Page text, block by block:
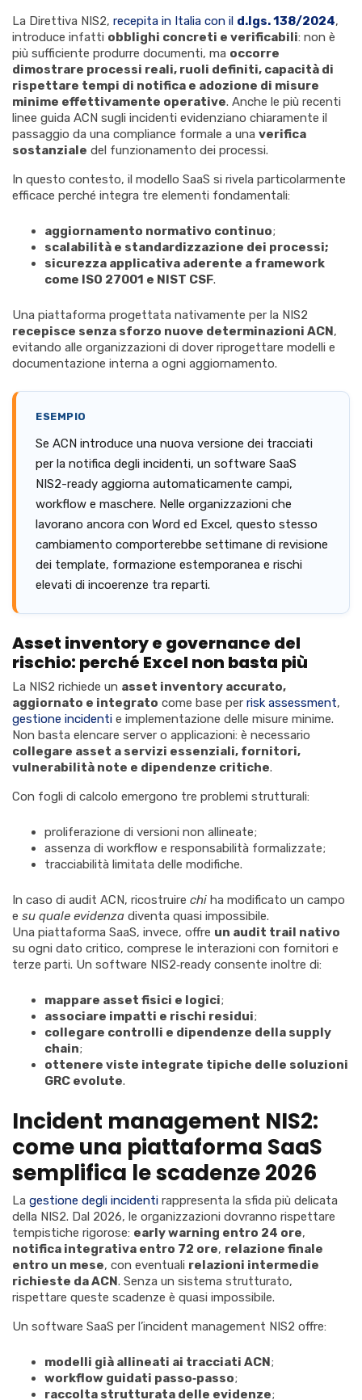
La Direttiva NIS2, recepita in Italia con il d.lgs. 138/2024,
introduce infatti obblighi concreti e verificabili: non è
più sufficiente produrre documenti, ma occorre
dimostrare processi reali, ruoli definiti, capacità di
rispettare tempi di notifica e adozione di misure
minime effettivamente operative. Anche le più recenti
linee guida ACN sugli incidenti evidenziano chiaramente il
passaggio da una compliance formale a una verifica
sostanziale del funzionamento dei processi.
In questo contesto, il modello SaaS si rivela particolarmente
efficace perché integra tre elementi fondamentali:
aggiornamento normativo continuo;
scalabilità e standardizzazione dei processi;
sicurezza applicativa aderente a framework
come ISO 27001 e NIST CSF.
Una piattaforma progettata nativamente per la NIS2
recepisce senza sforzo nuove determinazioni ACN,
evitando alle organizzazioni di dover riprogettare modelli e
documentazione interna a ogni aggiornamento.
ESEMPIO
Se ACN introduce una nuova versione dei tracciati
per la notifica degli incidenti, un software SaaS
NIS2-ready aggiorna automaticamente campi,
workflow e maschere. Nelle organizzazioni che
lavorano ancora con Word ed Excel, questo stesso
cambiamento comporterebbe settimane di revisione
dei template, formazione estemporanea e rischi
elevati di incoerenze tra reparti.
Asset inventory e governance del
rischio: perché Excel non basta più
La NIS2 richiede un asset inventory accurato,
aggiornato e integrato come base per risk assessment,
gestione incidenti e implementazione delle misure minime.
Non basta elencare server o applicazioni: è necessario
collegare asset a servizi essenziali, fornitori,
vulnerabilità note e dipendenze critiche.
Con fogli di calcolo emergono tre problemi strutturali:
proliferazione di versioni non allineate;
assenza di workflow e responsabilità formalizzate;
tracciabilità limitata delle modifiche.
In caso di audit ACN, ricostruire chi ha modificato un campo
e su quale evidenza diventa quasi impossibile.
Una piattaforma SaaS, invece, offre un audit trail nativo
su ogni dato critico, comprese le interazioni con fornitori e
terze parti. Un software NIS2‑ready consente inoltre di:
mappare asset fisici e logici;
associare impatti e rischi residui;
collegare controlli e dipendenze della supply
chain;
ottenere viste integrate tipiche delle soluzioni
GRC evolute.
Incident management NIS2:
come una piattaforma SaaS
semplifica le scadenze 2026
La gestione degli incidenti rappresenta la sfida più delicata
della NIS2. Dal 2026, le organizzazioni dovranno rispettare
tempistiche rigorose: early warning entro 24 ore,
notifica integrativa entro 72 ore, relazione finale
entro un mese, con eventuali relazioni intermedie
richieste da ACN. Senza un sistema strutturato,
rispettare queste scadenze è quasi impossibile.
Un software SaaS per l’incident management NIS2 offre:
modelli già allineati ai tracciati ACN;
workflow guidati passo‑passo;
raccolta strutturata delle evidenze;